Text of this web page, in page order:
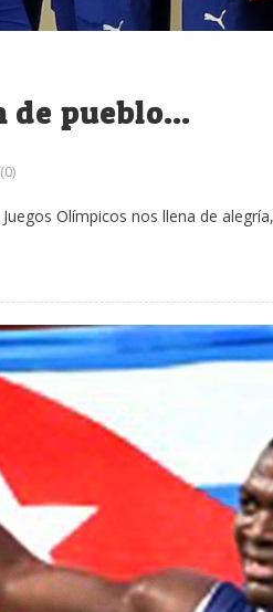
de pueblo…
Olímpicos nos llena de